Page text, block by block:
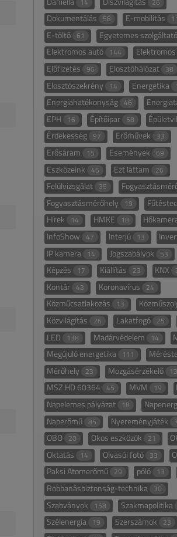
Dokumentálás 58 E-mobilitás
E-töltő 61 Egyetemes szolgáltató
Elektromos autó 144
Előfizetés 96 Elosztóhálózat 38
Elosztószekrény 14 Energetika
Energiahatékonyság 46
EPH 16 Építőipar 58
Érdekesség 97 Erőművek 33
Erősáram 15 Események 69
Eszközeink 46 Ezt láttam 26
Felülvizsgálat 35
Fogyasztásmérőhely 19
Hírek 14 HMKE 18
InfoShow 47 Interjú 13
IP kamera 14 Jogszabályok 53
Képzés 17 Kiállítás 23 KNX
Kontár 43 Koronavírus 24
Közműcsatlakozás 13
Közvilágítás 26 Lakatfogó 25
LED 138 Madárvédelem 14
Megújuló energetika 111
Mérőhely 23 Mozgásérzékelő 13
MSZ HD 60364 45 MVM 19
Napelemes pályázat 18
Naperőmű 85 Nyereményjáték
OBO 20 Okos eszközök 21
Oktatás 14 Olvasói fotó 33
Paksi Atomerőmű 29 póló 13
Robbanásbiztonság-technika 30
Szabványok 158 Szakmapolitika
Szélenergia 19 Szerszámok 23